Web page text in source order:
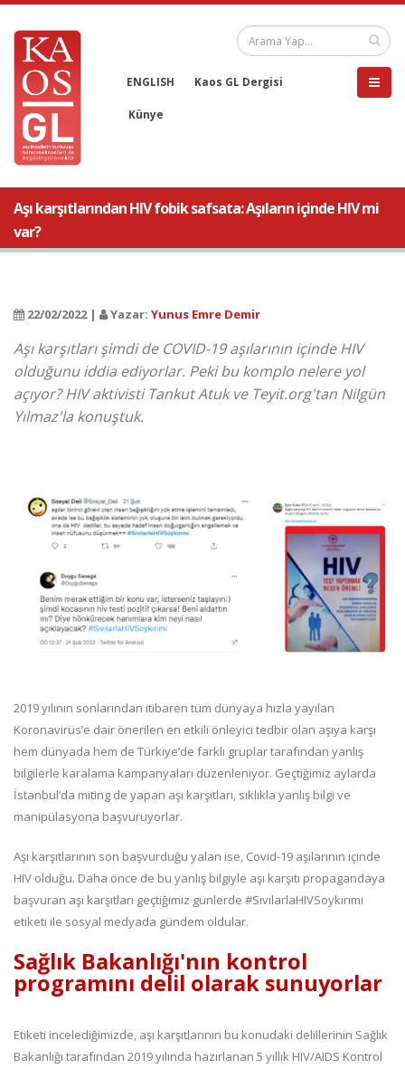
ENGLISH Kaos GL Dergisi
Künye
Aşı karşıtlarından HIV fobik safsata: Aşıların içinde HIV mi
var?
22/02/2022 | Yazar: Yunus Emre Demir
Aşı karşıtları şimdi de COVID-19 aşılarının içinde HIV
olduğunu iddia ediyorlar. Peki bu komplo nelere yol
açıyor? HIV aktivisti Tankut Atuk ve Teyit.org'tan Nilgün
Yılmaz'la konuştuk.
2019 yılının sonlarından itibaren tüm dünyaya hızla yayılan
Koronavirüs’e dair önerilen en etkili önleyici tedbir olan aşıya karşı
hem dünyada hem de Türkiye’de farklı gruplar tarafından yanlış
bilgilerle karalama kampanyaları düzenleniyor. Geçtiğimiz aylarda
İstanbul’da miting de yapan aşı karşıtları, sıklıkla yanlış bilgi ve
manipülasyona başvuruyorlar.
Aşı karşıtlarının son başvurduğu yalan ise, Covid-19 aşılarının içinde
HIV olduğu. Daha önce de bu yanlış bilgiyle aşı karşıtı propagandaya
başvuran aşı karşıtları geçtiğimiz günlerde #SıvılarlaHIVSoykırımı
etiketi ile sosyal medyada gündem oldular.
Sağlık Bakanlığı'nın kontrol
programını delil olarak sunuyorlar
Etiketi incelediğimizde, aşı karşıtlarının bu konudaki delillerinin Sağlık
Bakanlığı tarafından 2019 yılında hazırlanan 5 yıllık HIV/AIDS Kontrol